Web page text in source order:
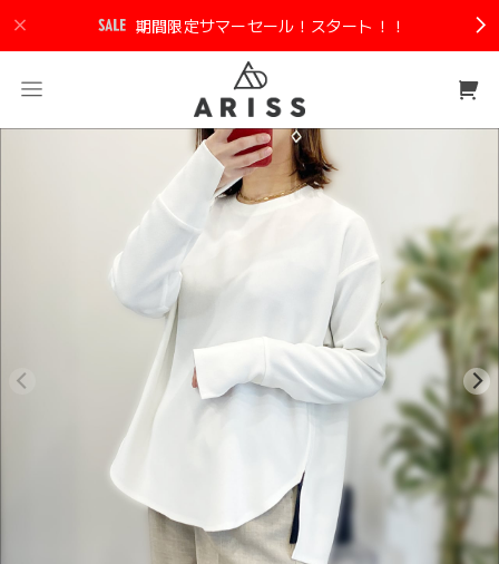
期間限定サマーセール！スタート！！